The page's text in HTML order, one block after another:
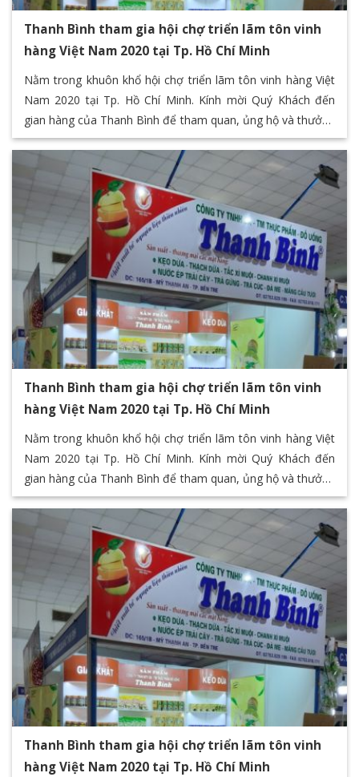
Thanh Bình tham gia hội chợ triển lãm tôn vinh
hàng Việt Nam 2020 tại Tp. Hồ Chí Minh
Nằm trong khuôn khổ hội chợ triển lãm tôn vinh hàng Việt
Nam 2020 tại Tp. Hồ Chí Minh. Kính mời Quý Khách đến
gian hàng của Thanh Bình để tham quan, ủng hộ và thưởng
thức các sản phẩm đặc sản của Bến Tre thông qua chuỗi
các sản phẩm giá trị của Thanh Bình F&B
Thanh Bình tham gia hội chợ triển lãm tôn vinh
hàng Việt Nam 2020 tại Tp. Hồ Chí Minh
Nằm trong khuôn khổ hội chợ triển lãm tôn vinh hàng Việt
Nam 2020 tại Tp. Hồ Chí Minh. Kính mời Quý Khách đến
gian hàng của Thanh Bình để tham quan, ủng hộ và thưởng
thức các sản phẩm đặc sản của Bến Tre thông qua chuỗi
các sản phẩm giá trị của Thanh Bình F&B
Thanh Bình tham gia hội chợ triển lãm tôn vinh
hàng Việt Nam 2020 tại Tp. Hồ Chí Minh